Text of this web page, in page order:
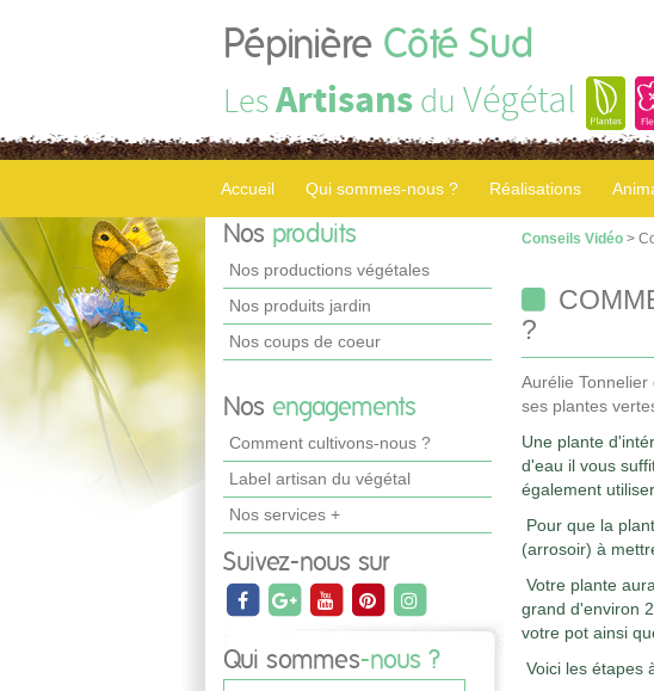
Pépinière Côté Sud
LesArtisans du Végétal
Accueil Qui sommes-nous ? Réalisations
Nos produits
Nos productions végétales
Nos produits jardin
Nos coups de coeur
Nos engagements
Comment cultivons-nous ?
Label artisan du végétal
Nos services +
Suivez-nous sur
Qui sommes-nous ?
Conseils Vidéo >
?
Aurélie
ses plantes
Une plante
d'eau il vous
également
Pour que la
(arrosoir) à
Votre plante
grand d'environ
votre pot ainsi
Voici les étapes